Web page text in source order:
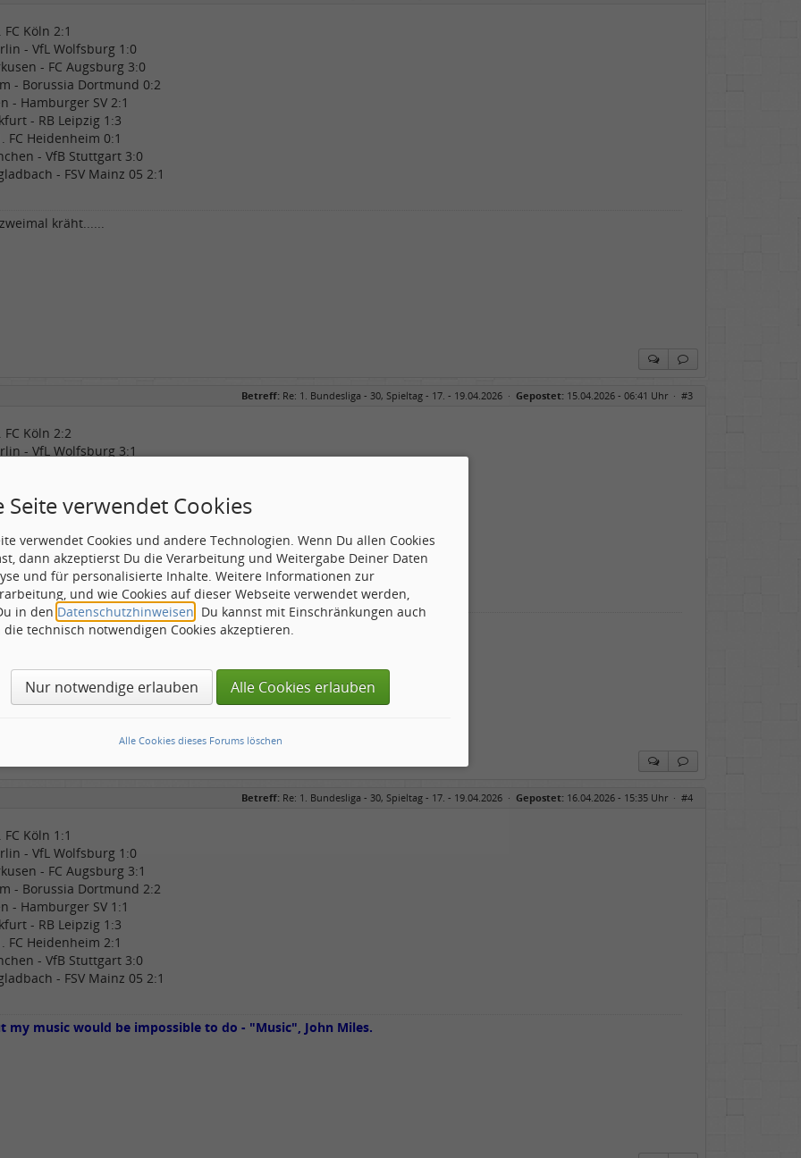
Köln 2:1
- VfL Wolfsburg 1:0
- FC Augsburg 3:0
- Borussia Dortmund 0:2
- Hamburger SV 2:1
- RB Leipzig 1:3
FC Heidenheim 0:1
- VfB Stuttgart 3:0
- FSV Mainz 05 2:1
kräht......
Betreff: Re: 1. Bundesliga - 30, Spieltag - 17. - 19.04.2026 · Gepostet: 15.04.2026 - 06:41 Uhr · #3
FC Köln 2:2
- VfL Wolfsburg 3:1
- FC Augsburg 2:1
- Borussia Dortmund 1:2
- Hamburger SV 1:2
- RB Leipzig 1:2
FC Heidenheim 1:2
- VfB Stuttgart 2:1
- FSV Mainz 05 0:2
longer
Betreff: Re: 1. Bundesliga - 30, Spieltag - 17. - 19.04.2026 · Gepostet: 16.04.2026 - 15:35 Uhr · #4
Köln 1:1
- VfL Wolfsburg 1:0
- FC Augsburg 3:1
- Borussia Dortmund 2:2
- Hamburger SV 1:1
- RB Leipzig 1:3
FC Heidenheim 2:1
- VfB Stuttgart 3:0
- FSV Mainz 05 2:1
my music would be impossible to do - "Music", John Miles.
Seite verwendet Cookies
verwendet Cookies und andere Technologien. Wenn Du allen Cookies
dann akzeptierst Du die Verarbeitung und Weitergabe Deiner Daten
und für personalisierte Inhalte. Weitere Informationen zur
und wie Cookies auf dieser Webseite verwendet werden,
in den Datenschutzhinweisen . Du kannst mit Einschränkungen auch
technisch notwendigen Cookies akzeptieren.
Nur notwendige erlauben Alle Cookies erlauben
Alle Cookies dieses Forums löschen